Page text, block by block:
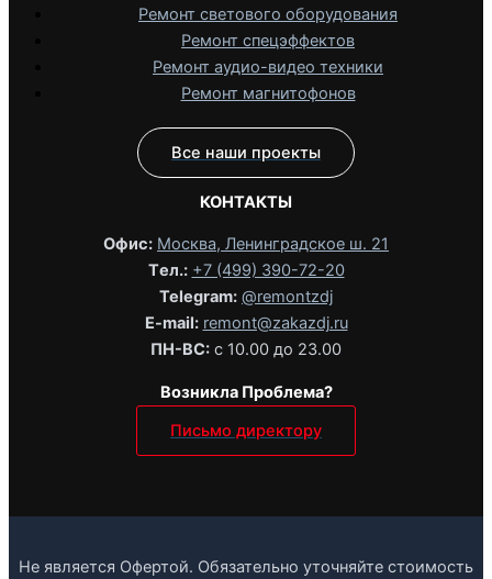
Ремонт светового оборудования
Ремонт спецэффектов
Ремонт аудио-видео техники
Ремонт магнитофонов
Все наши проекты
КОНТАКТЫ
Офис: Москва, Ленинградское ш. 21
Tел.: +7 (499) 390-72-20
Telegram: @remontzdj‬
E-mail: remont@zakazdj.ru
ПН-ВС: с 10.00 до 23.00
Возникла Проблема?
Письмо директору
Не является Офертой. Обязательно уточняйте стоимость